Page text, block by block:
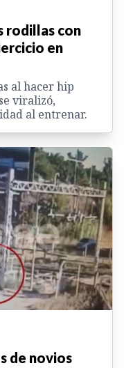
rodillas con
en
al hacer hip
viralizó,
al entrenar.
de novios